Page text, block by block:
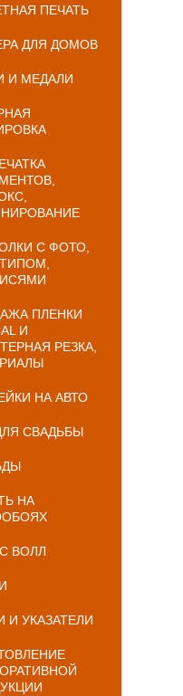
ПЕЧАТЬ
ДЛЯ ДОМОВ
И МЕДАЛИ
С ФОТО,
ПЛЕНКИ
И
РЕЗКА,
НА АВТО
СВАДЬБЫ
НА
ВОЛЛ
И УКАЗАТЕЛИ